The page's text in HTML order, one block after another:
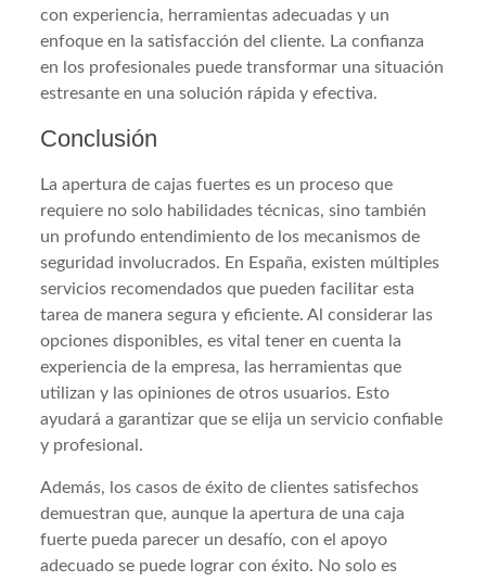
con experiencia, herramientas adecuadas y un
enfoque en la satisfacción del cliente. La confianza
en los profesionales puede transformar una situación
estresante en una solución rápida y efectiva.
Conclusión
La apertura de cajas fuertes es un proceso que
requiere no solo habilidades técnicas, sino también
un profundo entendimiento de los mecanismos de
seguridad involucrados. En España, existen múltiples
servicios recomendados que pueden facilitar esta
tarea de manera segura y eficiente. Al considerar las
opciones disponibles, es vital tener en cuenta la
experiencia de la empresa, las herramientas que
utilizan y las opiniones de otros usuarios. Esto
ayudará a garantizar que se elija un servicio confiable
y profesional.
Además, los casos de éxito de clientes satisfechos
demuestran que, aunque la apertura de una caja
fuerte pueda parecer un desafío, con el apoyo
adecuado se puede lograr con éxito. No solo es